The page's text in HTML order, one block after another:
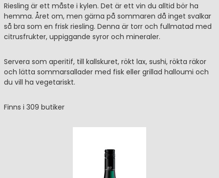
Riesling är ett måste i kylen. Det är ett vin du alltid bör ha
hemma. Året om, men gärna på sommaren då inget svalkar
så bra som en frisk riesling. Denna är torr och fullmatad med
citrusfrukter, uppiggande syror och mineraler.
Servera som aperitif, till kallskuret, rökt lax, sushi, rökta räkor
och lätta sommarsallader med fisk eller grillad halloumi och
du vill ha vegetariskt.
Finns i 309 butiker